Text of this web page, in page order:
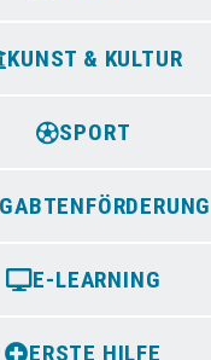
KUNST & KULTUR
SPORT
E-LEARNING
ERSTE HILFE